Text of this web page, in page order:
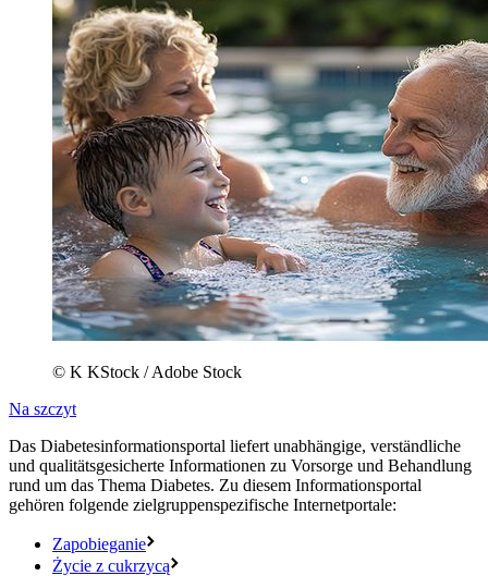
© K KStock / Adobe Stock
Na szczyt
Das Diabetesinformationsportal liefert unabhängige, verständliche
und qualitätsgesicherte Informationen zu Vorsorge und Behandlung
rund um das Thema Diabetes. Zu diesem Informationsportal
gehören folgende zielgruppenspezifische Internetportale:
Zapobieganie
Życie z cukrzycą